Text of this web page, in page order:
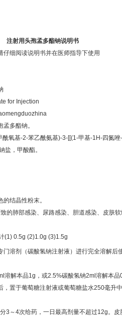
注射用头孢孟多酯钠说明书
仔细阅读说明书并在医师指导下使用
for Injection
多酯钠。
酰氧基-2-苯乙酰氨基)-3-[[(1-甲基-1H-四氮唑
盐，甲酸酯。
结晶性粉末。
的肺部感染、尿路感染、胆道感染、皮肤
(1) 0.5g (2)1.0g (3)1.5g
门溶剂（碳酸氢钠注射液）进行完全溶解
溶解本品1g ，或2.5%碳酸氢钠2ml溶解本品
，置于葡萄糖注射液或葡萄糖盐水250毫升
分3 ～4次给药，一日最高剂量不超过12g 。